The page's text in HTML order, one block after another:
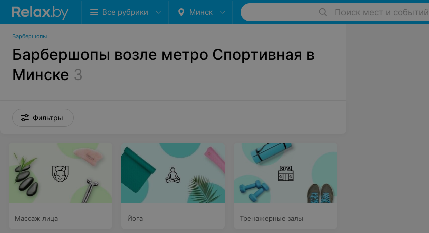
Все рубрики Минск Поиск мест и событий
Барбершопы
Барбершопы возле метро Спортивная в
Минске 3
Фильтры
Массаж лица Йога Тренажерные залы